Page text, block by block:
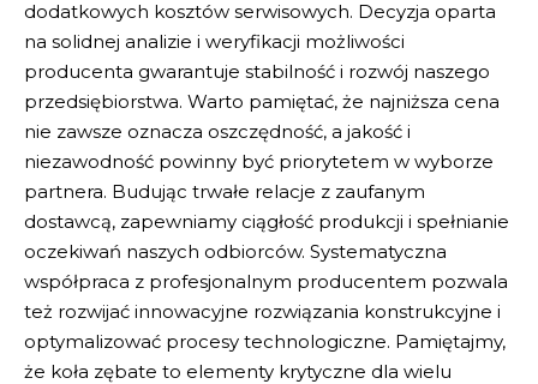
dodatkowych kosztów serwisowych. Decyzja oparta
na solidnej analizie i weryfikacji możliwości
producenta gwarantuje stabilność i rozwój naszego
przedsiębiorstwa. Warto pamiętać, że najniższa cena
nie zawsze oznacza oszczędność, a jakość i
niezawodność powinny być priorytetem w wyborze
partnera. Budując trwałe relacje z zaufanym
dostawcą, zapewniamy ciągłość produkcji i spełnianie
oczekiwań naszych odbiorców. Systematyczna
współpraca z profesjonalnym producentem pozwala
też rozwijać innowacyjne rozwiązania konstrukcyjne i
optymalizować procesy technologiczne. Pamiętajmy,
że koła zębate to elementy krytyczne dla wielu